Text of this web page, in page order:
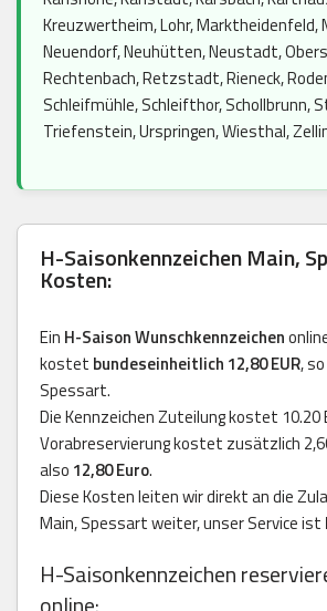
Kreuzwertheim, Lohr,
Neuendorf, Neuhütten, Neustadt,
Rechtenbach, Retzstadt, Rieneck,
Schleifmühle, Schleifthor, Schollbrunn,
Triefenstein, Urspringen, Wiesthal,
H-Saisonkennzeichen Main,
Kosten:
Ein H-Saison Wunschkennzeichen
kostet bundeseinheitlich 12,80 EUR,
Spessart.
Die Kennzeichen Zuteilung kostet 10.20
Vorabreservierung kostet zusätzlich
also 12,80 Euro.
Diese Kosten leiten wir direkt an die
Main, Spessart weiter, unser Service ist
H-Saisonkennzeichen